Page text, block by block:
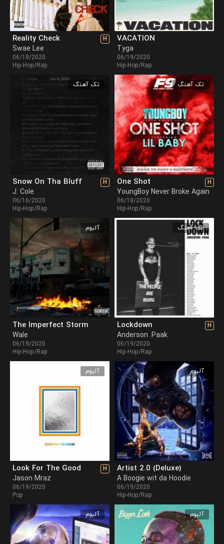
VACATION
Tyga
06/19/2020
Hip-Hop/Rap
Reality Check H
Swae Lee
06/18/2020
Hip-Hop/Rap
تک آهنگ
One Shot H
YoungBoy Never Broke Again
06/18/2020
Hip-Hop/Rap
تک آهنگ
Snow On Tha Bluff H
J. Cole
06/16/2020
Hip-Hop/Rap
تک آهنگ
Lockdown H
Anderson .Paak
06/19/2020
Hip-Hop/Rap
آلبوم
The Imperfect Storm
Wale
06/19/2020
Hip-Hop/Rap
آلبوم
Artist 2.0 (Deluxe)
A Boogie wit da Hoodie
06/19/2020
Hip-Hop/Rap
آلبوم
Look For The Good H
Jason Mraz
06/19/2020
Pop
آلبوم آلبوم